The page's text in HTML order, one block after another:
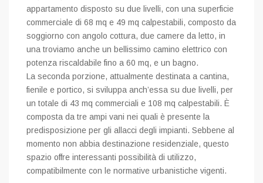
appartamento disposto su due livelli, con una superficie
commerciale di 68 mq e 49 mq calpestabili, composto da
soggiorno con angolo cottura, due camere da letto, in
una troviamo anche un bellissimo camino elettrico con
potenza riscaldabile fino a 60 mq, e un bagno.
La seconda porzione, attualmente destinata a cantina,
fienile e portico, si sviluppa anch’essa su due livelli, per
un totale di 43 mq commerciali e 108 mq calpestabili. È
composta da tre ampi vani nei quali è presente la
predisposizione per gli allacci degli impianti. Sebbene al
momento non abbia destinazione residenziale, questo
spazio offre interessanti possibilità di utilizzo,
compatibilmente con le normative urbanistiche vigenti.